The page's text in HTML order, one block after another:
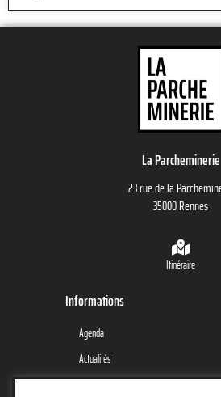
La Parcheminerie
23 rue de la
35000 Rennes
Itinéraire
Informations
Agenda
Actualités
Le Lieu